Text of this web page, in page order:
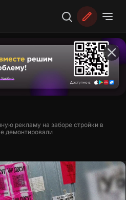
рекламу на заборе стройки в
демонтировали